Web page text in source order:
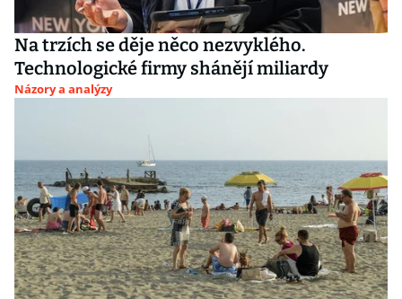
Na trzích se děje něco nezvyklého.
Technologické firmy shánějí miliardy
Názory a analýzy